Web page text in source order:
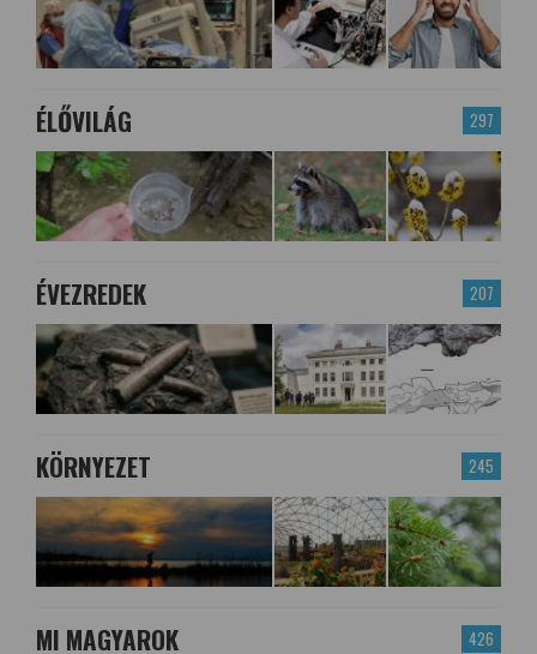
297
ÉLŐVILÁG
207
ÉVEZREDEK
245
KÖRNYEZET
426
MI MAGYAROK